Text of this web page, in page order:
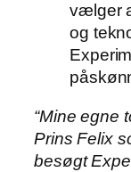
vælger
og
“Mine egne
Prins Felix
besøgt